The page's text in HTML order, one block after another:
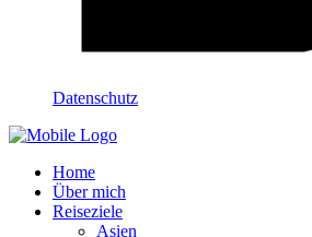
Datenschutz
Home
Über mich
Reiseziele
Asien